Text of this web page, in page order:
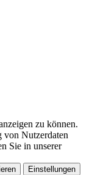
zu können.
von Nutzerdaten
Sie in unserer
Einstellungen